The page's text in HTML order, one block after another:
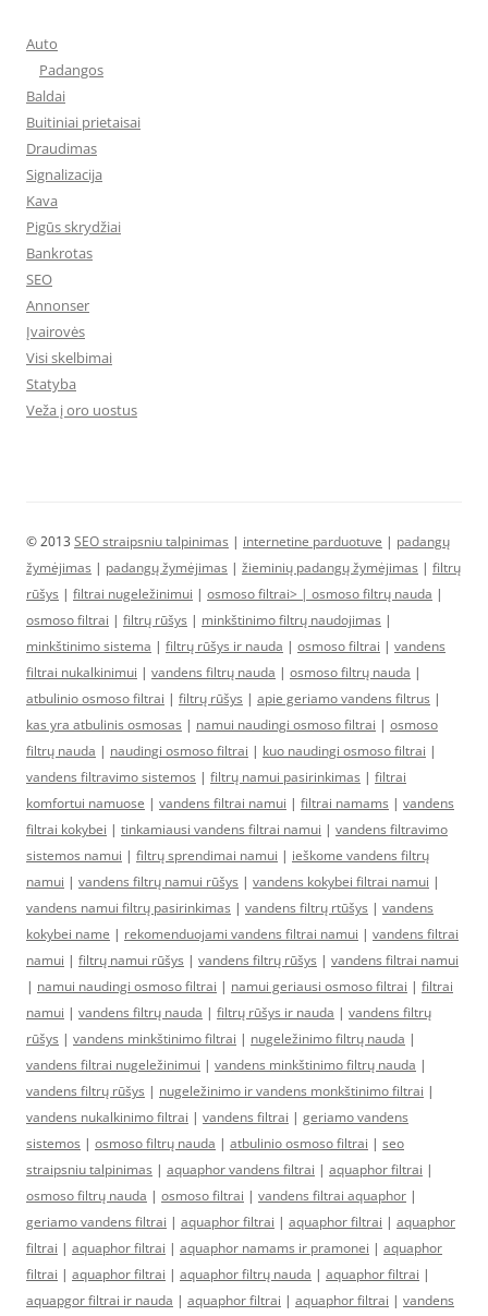
Auto
Padangos
Baldai
Buitiniai prietaisai
Draudimas
Signalizacija
Kava
Pigūs skrydžiai
Bankrotas
SEO
Annonser
Įvairovės
Visi skelbimai
Statyba
Veža į oro uostus
© 2013 SEO straipsniu talpinimas | internetine parduotuve | padangų
žymėjimas | padangų žymėjimas | žieminių padangų žymėjimas | filtrų
rūšys | filtrai nugeležinimui | osmoso filtrai> | osmoso filtrų nauda |
osmoso filtrai | filtrų rūšys | minkštinimo filtrų naudojimas |
minkštinimo sistema | filtrų rūšys ir nauda | osmoso filtrai | vandens
filtrai nukalkinimui | vandens filtrų nauda | osmoso filtrų nauda |
atbulinio osmoso filtrai | filtrų rūšys | apie geriamo vandens filtrus |
kas yra atbulinis osmosas | namui naudingi osmoso filtrai | osmoso
filtrų nauda | naudingi osmoso filtrai | kuo naudingi osmoso filtrai |
vandens filtravimo sistemos | filtrų namui pasirinkimas | filtrai
komfortui namuose | vandens filtrai namui | filtrai namams | vandens
filtrai kokybei | tinkamiausi vandens filtrai namui | vandens filtravimo
sistemos namui | filtrų sprendimai namui | ieškome vandens filtrų
namui | vandens filtrų namui rūšys | vandens kokybei filtrai namui |
vandens namui filtrų pasirinkimas | vandens filtrų rtūšys | vandens
kokybei name | rekomenduojami vandens filtrai namui | vandens filtrai
namui | filtrų namui rūšys | vandens filtrų rūšys | vandens filtrai namui
| namui naudingi osmoso filtrai | namui geriausi osmoso filtrai | filtrai
namui | vandens filtrų nauda | filtrų rūšys ir nauda | vandens filtrų
rūšys | vandens minkštinimo filtrai | nugeležinimo filtrų nauda |
vandens filtrai nugeležinimui | vandens minkštinimo filtrų nauda |
vandens filtrų rūšys | nugeležinimo ir vandens monkštinimo filtrai |
vandens nukalkinimo filtrai | vandens filtrai | geriamo vandens
sistemos | osmoso filtrų nauda | atbulinio osmoso filtrai | seo
straipsniu talpinimas | aquaphor vandens filtrai | aquaphor filtrai |
osmoso filtrų nauda | osmoso filtrai | vandens filtrai aquaphor |
geriamo vandens filtrai | aquaphor filtrai | aquaphor filtrai | aquaphor
filtrai | aquaphor filtrai | aquaphor namams ir pramonei | aquaphor
filtrai | aquaphor filtrai | aquaphor filtrų nauda | aquaphor filtrai |
aquapgor filtrai ir nauda | aquaphor filtrai | aquaphor filtrai | vandens